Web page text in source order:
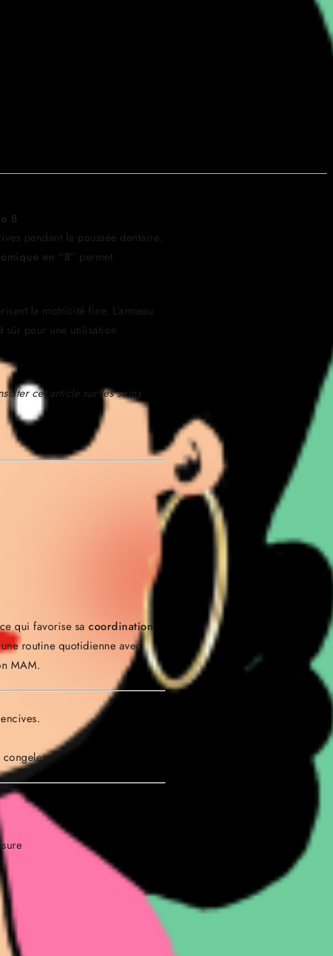
8
pendant la poussée dentaire.
en “8” permet
la motricité fine. L’anneau
pour une utilisation
cet article sur les soins
qui favorise sa coordination
routine quotidienne avec
MAM.